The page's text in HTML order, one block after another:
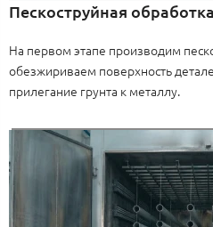
Пескоструйная обработка
На первом этапе производим
обезжириваем поверхность
прилегание грунта к металлу.